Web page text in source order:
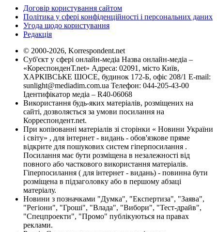
Договір користування сайтом
Політика у сфері конфіденційності і персональних даних
Угода щодо користування
Редакція
© 2000-2026, Korrespondent.net
Суб'єкт у сфері онлайн-медіа Назва онлайн-медіа –
«КореспонденТ.net» Адреса: 02091, місто Київ,
ХАРКІВСЬКЕ ШОСЕ, будинок 172-Б, офіс 208/1 E-mail:
sunlight@mediadim.com.ua Телефон: 044-205-43-00
Ідентифікатор медіа – R40-06068
Використання будь-яких матеріалів, розміщених на
сайті, дозволяється за умови посилання на
Корреспондент.net.
При копіюванні матеріалів зі сторінки « Новини України
і світу» , для інтернет - видань - обов'язкове пряме
відкрите для пошукових систем гіперпосилання .
Посилання має бути розміщена в незалежності від
повного або часткового використання матеріалів.
Гіперпосилання ( для інтернет - видань) - повинна бути
розміщена в підзаголовку або в першому абзаці
матеріалу.
Новини з позначками "Думка", "Експертиза", "Заява",
"Регіони", "Гроші", "Влада", "Вибори", "Тест-драйв",
"Спецпроекти", "Промо" публікуються на правах
реклами.